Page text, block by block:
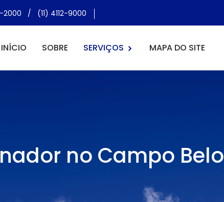
2000 / (11) 4112-9000
INÍCIO SOBRE SERVIÇOS MAPA DO SITE
no Campo Belo